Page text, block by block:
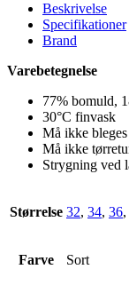
Beskrivelse
Specifikationer
Brand
Varebetegnelse
77% bomuld,
30°C finvask
Må ikke bleges
Må ikke
Strygning ved
Størrelse 32, 34, 36,
Farve Sort